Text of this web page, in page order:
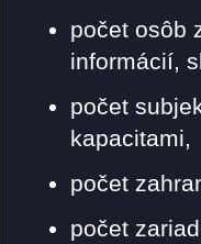
počet osôb
informácií,
počet
kapacitami,
počet
počet